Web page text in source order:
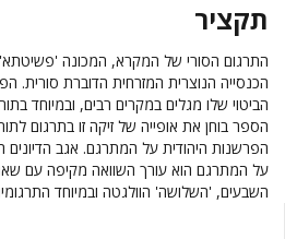
תקציר
התרגום הסורי של המקרא, המכונה
הכנסייה הנוצרית המזרחית הדוברת סורית.
הביטוי שלו מגלים במקרים רבים, ובמיוחד
הספר בוחן את אופייה של זיקה זו בתרגום
הפרשנות היהודית על המתרגם. אגב
על המתרגם הוא עורך השוואה מקיפה עם
השבעים, 'השלושה' הוולגטה ובמיוחד